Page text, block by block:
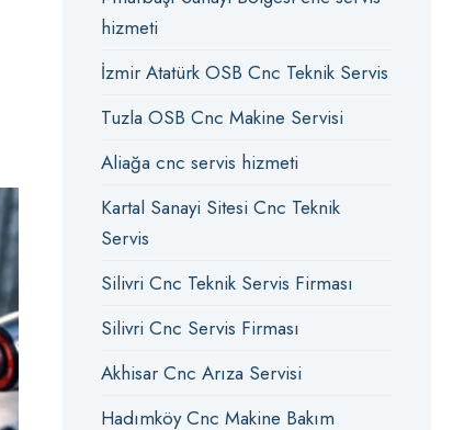
hizmeti
İzmir Atatürk OSB Cnc Teknik Servis
Tuzla OSB Cnc Makine Servisi
Aliağa cnc servis hizmeti
Kartal Sanayi Sitesi Cnc Teknik
Servis
Silivri Cnc Teknik Servis Firması
Silivri Cnc Servis Firması
Akhisar Cnc Arıza Servisi
Hadımköy Cnc Makine Bakım